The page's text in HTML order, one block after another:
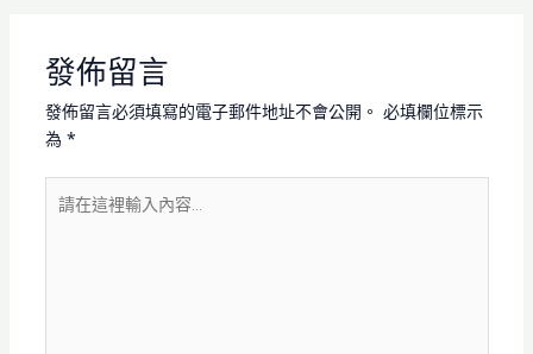
發佈留言
發佈留言必須填寫的電子郵件地址不會公開。 必填欄位標示
為 *
在